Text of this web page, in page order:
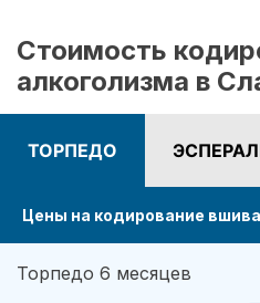
конечно не обошлось.).
состою. И вот срок
но я пить не хочу
употребления алкоголя
Стоимость
алкоголизма в
ТОРПЕДО
Цены на кодирование
Торпедо 6 месяцев